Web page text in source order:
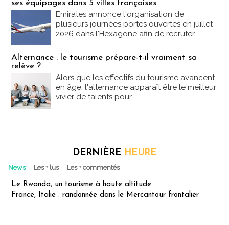
ses équipages dans 5 villes françaises
Emirates annonce l'organisation de
plusieurs journées portes ouvertes en juillet
2026 dans l'Hexagone afin de recruter...
Alternance : le tourisme prépare-t-il vraiment sa
relève ?
Alors que les effectifs du tourisme avancent
en âge, l'alternance apparaît être le meilleur
vivier de talents pour...
DERNIÈRE HEURE
News Les + lus Les + commentés
Le Rwanda, un tourisme à haute altitude
France, Italie : randonnée dans le Mercantour frontalier